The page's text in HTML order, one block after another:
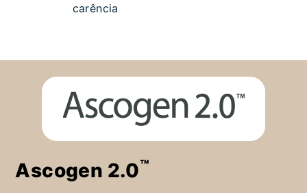
carência
Ascogen 2.0™